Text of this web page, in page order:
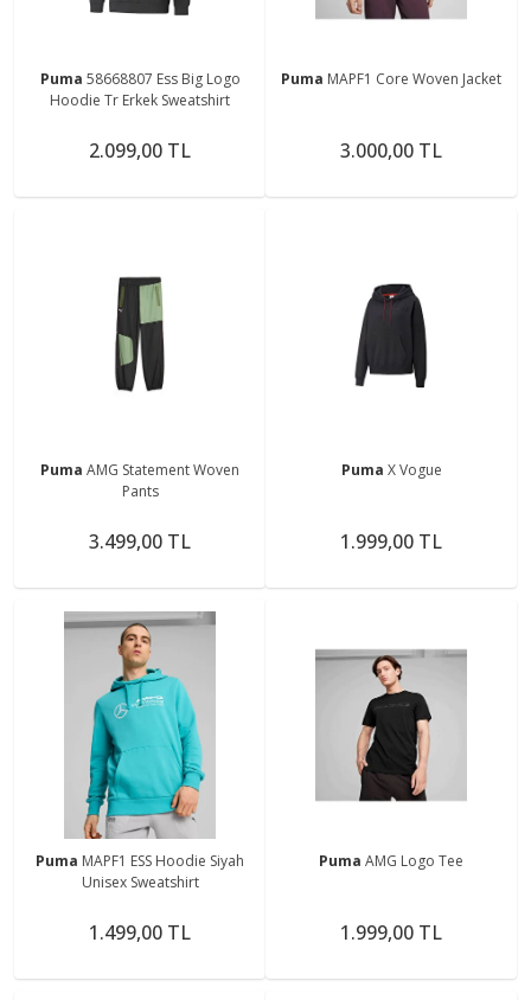
Puma 58668807 Ess Big Logo
Hoodie Tr Erkek Sweatshirt
2.099,00 TL
Puma MAPF1 Core Woven Jacket
3.000,00 TL
Puma AMG Statement Woven
Pants
3.499,00 TL
Puma X Vogue
1.999,00 TL
Puma MAPF1 ESS Hoodie Siyah
Unisex Sweatshirt
1.499,00 TL
Puma AMG Logo Tee
1.999,00 TL